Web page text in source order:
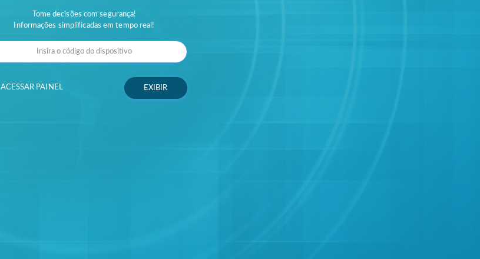
Tome decisões com segurança!
Informações simplificadas em tempo real!
ACESSAR PAINEL EXIBIR